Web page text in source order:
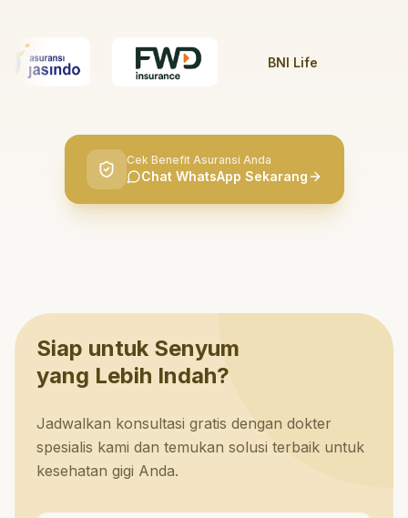
BNI Life
Cek Benefit Asuransi Anda
Chat WhatsApp Sekarang
Siap untuk Senyum
yang Lebih Indah?
Jadwalkan konsultasi gratis dengan dokter
spesialis kami dan temukan solusi terbaik untuk
kesehatan gigi Anda.